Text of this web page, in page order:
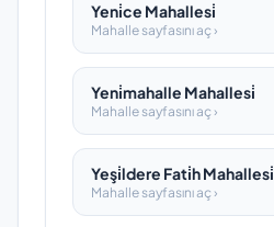
Yeni̇ce Mahallesi̇
Mahalle sayfasını aç ›
Yeni̇mahalle Mahallesi̇
Mahalle sayfasını aç ›
Yeşi̇ldere Fati̇h Mahallesi̇
Mahalle sayfasını aç ›